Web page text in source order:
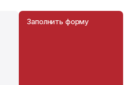
Заполнить форму